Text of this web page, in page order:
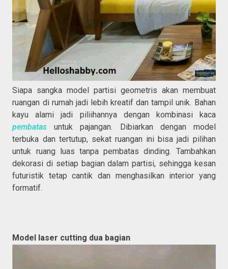
Siapa sangka model partisi geometris akan membuat
ruangan di rumah jadi lebih kreatif dan tampil unik. Bahan
kayu alami jadi piliihannya dengan kombinasi kaca
pembatas untuk pajangan. Dibiarkan dengan model
terbuka dan tertutup, sekat ruangan ini bisa jadi pilihan
untuk ruang luas tanpa pembatas dinding. Tambahkan
dekorasi di setiap bagian dalam partisi, sehingga kesan
futuristik tetap cantik dan menghasilkan interior yang
formatif.
Model laser cutting dua bagian